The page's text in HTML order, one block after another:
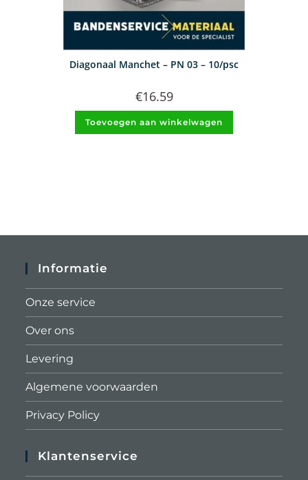
Diagonaal Manchet – PN 03 – 10/psc
€16.59
Toevoegen aan winkelwagen
Informatie
Onze service
Over ons
Levering
Algemene voorwaarden
Privacy Policy
Klantenservice